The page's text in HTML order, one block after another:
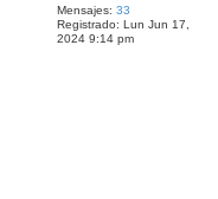
Mensajes: 33
Registrado: Lun Jun 17,
2024 9:14 pm